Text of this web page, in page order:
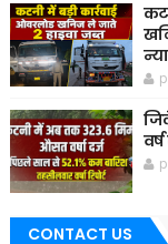
CONTACT US